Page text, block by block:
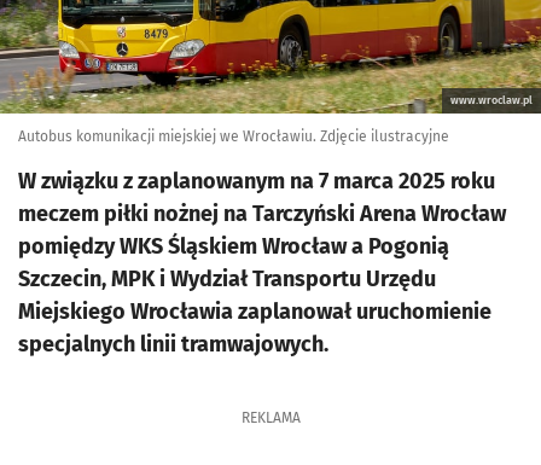
www.wroclaw.pl
Autobus komunikacji miejskiej we Wrocławiu. Zdjęcie ilustracyjne
W związku z zaplanowanym na 7 marca 2025 roku
meczem piłki nożnej na Tarczyński Arena Wrocław
pomiędzy WKS Śląskiem Wrocław a Pogonią
Szczecin, MPK i Wydział Transportu Urzędu
Miejskiego Wrocławia zaplanował uruchomienie
specjalnych linii tramwajowych.
REKLAMA